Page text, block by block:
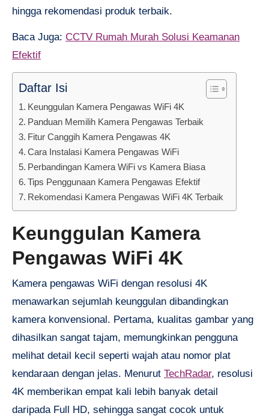
hingga rekomendasi produk terbaik.
Baca Juga: CCTV Rumah Murah Solusi Keamanan
Efektif
Daftar Isi
Keunggulan Kamera Pengawas WiFi 4K
Panduan Memilih Kamera Pengawas Terbaik
Fitur Canggih Kamera Pengawas 4K
Cara Instalasi Kamera Pengawas WiFi
Perbandingan Kamera WiFi vs Kamera Biasa
Tips Penggunaan Kamera Pengawas Efektif
Rekomendasi Kamera Pengawas WiFi 4K Terbaik
Keunggulan Kamera
Pengawas WiFi 4K
Kamera pengawas WiFi dengan resolusi 4K
menawarkan sejumlah keunggulan dibandingkan
kamera konvensional. Pertama, kualitas gambar yang
dihasilkan sangat tajam, memungkinkan pengguna
melihat detail kecil seperti wajah atau nomor plat
kendaraan dengan jelas. Menurut TechRadar, resolusi
4K memberikan empat kali lebih banyak detail
daripada Full HD, sehingga sangat cocok untuk